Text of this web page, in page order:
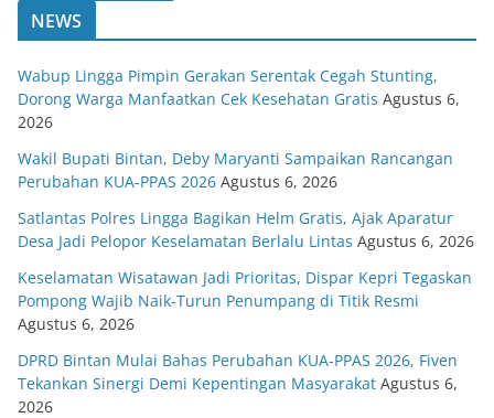
NEWS
Wabup Lingga Pimpin Gerakan Serentak Cegah Stunting,
Dorong Warga Manfaatkan Cek Kesehatan Gratis Agustus 6,
2026
Wakil Bupati Bintan, Deby Maryanti Sampaikan Rancangan
Perubahan KUA-PPAS 2026 Agustus 6, 2026
Satlantas Polres Lingga Bagikan Helm Gratis, Ajak Aparatur
Desa Jadi Pelopor Keselamatan Berlalu Lintas Agustus 6, 2026
Keselamatan Wisatawan Jadi Prioritas, Dispar Kepri Tegaskan
Pompong Wajib Naik-Turun Penumpang di Titik Resmi
Agustus 6, 2026
DPRD Bintan Mulai Bahas Perubahan KUA-PPAS 2026, Fiven
Tekankan Sinergi Demi Kepentingan Masyarakat Agustus 6,
2026